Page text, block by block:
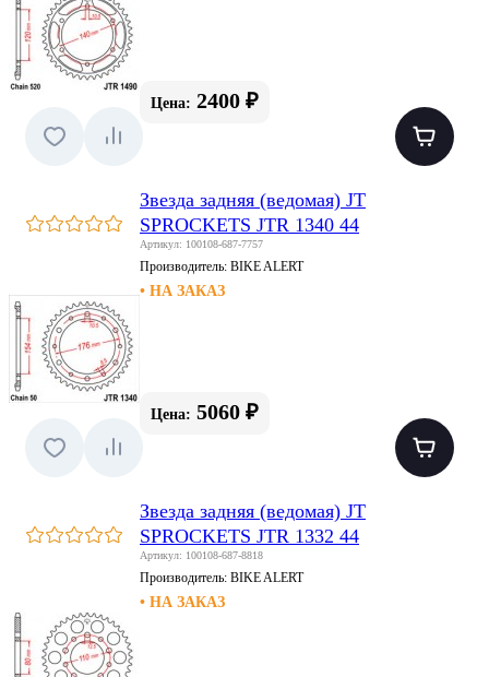
Цена: 2400 ₽
Звезда задняя (ведомая) JT
SPROCKETS JTR 1340 44
Артикул: 100108-687-7757
Производитель: BIKE ALERT
• НА ЗАКАЗ
Цена: 5060 ₽
Звезда задняя (ведомая) JT
SPROCKETS JTR 1332 44
Артикул: 100108-687-8818
Производитель: BIKE ALERT
• НА ЗАКАЗ